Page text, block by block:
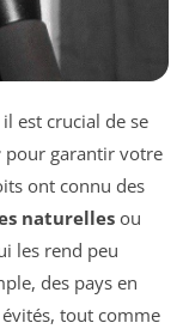
il est crucial de se
pour garantir votre
ont connu des
naturelles ou
les rend peu
des pays en
tout comme